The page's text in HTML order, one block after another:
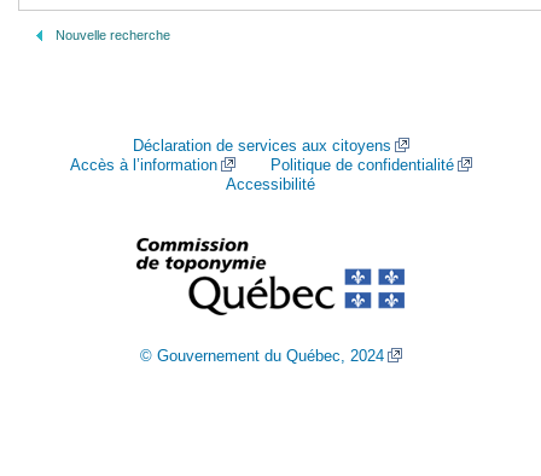
Nouvelle recherche
Déclaration de services aux citoyens
Accès à l’information
Politique de confidentialité
Accessibilité
© Gouvernement du Québec, 2024